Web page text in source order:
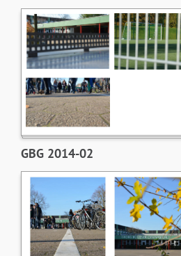
GBG 2014-02